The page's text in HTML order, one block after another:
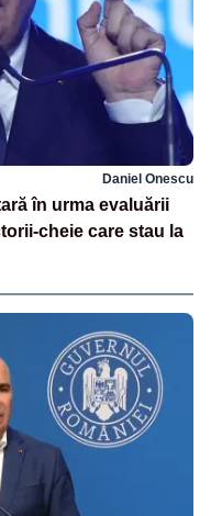
Daniel Onescu
în urma evaluării
cheie care stau la